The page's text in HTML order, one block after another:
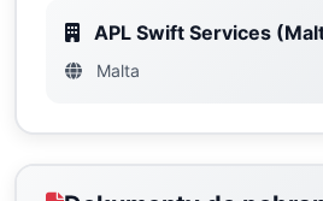
APL Swift Services
Malta